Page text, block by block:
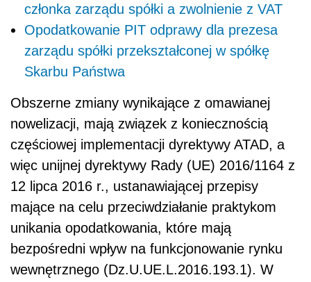
członka zarządu spółki a zwolnienie z VAT
Opodatkowanie PIT odprawy dla prezesa
zarządu spółki przekształconej w spółkę
Skarbu Państwa
Obszerne zmiany wynikające z omawianej
nowelizacji, mają związek z koniecznością
częściowej implementacji dyrektywy ATAD, a
więc unijnej dyrektywy Rady (UE) 2016/1164 z
12 lipca 2016 r., ustanawiającej przepisy
mające na celu przeciwdziałanie praktykom
unikania opodatkowania, które mają
bezpośredni wpływ na funkcjonowanie rynku
wewnętrznego (Dz.U.UE.L.2016.193.1). W